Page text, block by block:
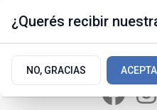
¿Querés recibir
NO, GRACIAS